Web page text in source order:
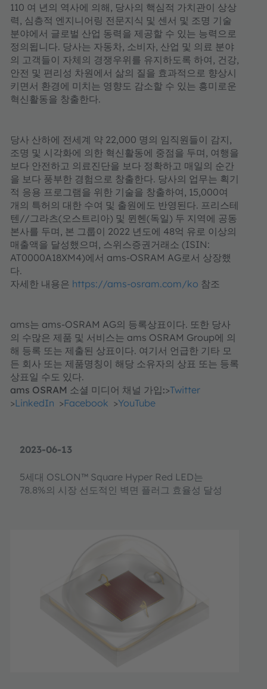
2023-06-13
5세대 OSLON™ Square Hyper Red LED는
78.8%의 시장 선도적인 벽면 플러그 효율성 달성
110 여 년의 역사에 의해, 당사의 핵심적 가치관이 상상
력, 심층적 엔지니어링 전문지식 및 센서 및 조명 기술
분야에서 글로벌 산업 동력을 제공할 수 있는 능력으로
정의됩니다. 당사는 자동차, 소비자, 산업 및 의료 분야
의 고객들이 자체의 경쟁우위를 유지하도록 하여, 건강,
안전 및 편리성 차원에서 삶의 질을 효과적으로 향상시
키면서 환경에 미치는 영향도 감소할 수 있는 흥미로운
혁신활동을 창출한다.
당사 산하에 전세계 약 22,000 명의 임직원들이 감지,
조명 및 시각화에 의한 혁신활동에 중점을 두며, 여행을
보다 안전하고 의료진단을 보다 정확하고 매일의 순간
을 보다 풍부한 경험으로 창출한다. 당사의 업무는 획기
적 응용 프로그램을 위한 기술을 창출하여, 15,000여
개의 특허의 대한 수여 및 출원에도 반영된다. 프리스테
텐//그라츠(오스트리아) 및 뮌헨(독일) 두 지역에 공동
본사를 두며, 본 그룹이 2022 년도에 48억 유로 이상의
매출액을 달성했으며, 스위스증권거래소 (ISIN:
AT0000A18XM4)에서 ams-OSRAM AG로서 상장했
다.
자세한 내용은 https://ams-osram.com/ko 참조
ams는 ams-OSRAM AG의 등록상표이다. 또한 당사
의 수많은 제품 및 서비스는 ams OSRAM Group에 의
해 등록 또는 제출된 상표이다. 여기서 언급한 기타 모
든 회사 또는 제품명칭이 해당 소유자의 상표 또는 등록
상표일 수도 있다.
ams OSRAM 소셜 미디어 채널 가입:>Twitter
>LinkedIn >Facebook >YouTube